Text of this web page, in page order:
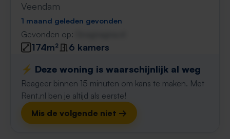
Veendam
1 maand geleden gevonden
Gevonden op:
174m²
6 kamers
⚡️ Deze woning is waarschijnlijk al weg
Reageer binnen 15 minuten om kans te maken. Met
Rent.nl ben je altijd als eerste!
Mis de volgende niet →